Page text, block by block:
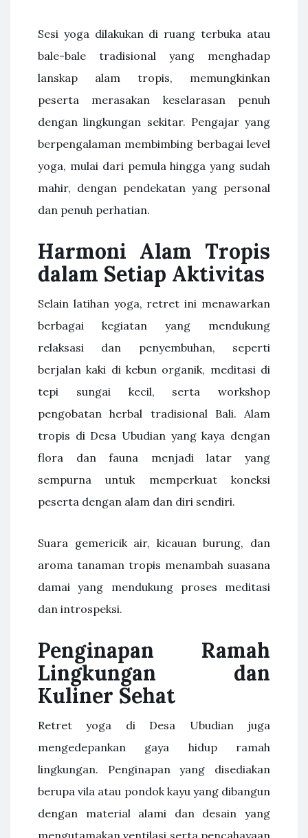
Sesi yoga dilakukan di ruang terbuka atau
bale-bale tradisional yang menghadap
lanskap alam tropis, memungkinkan
peserta merasakan keselarasan penuh
dengan lingkungan sekitar. Pengajar yang
berpengalaman membimbing berbagai level
yoga, mulai dari pemula hingga yang sudah
mahir, dengan pendekatan yang personal
dan penuh perhatian.
Harmoni Alam Tropis
dalam Setiap Aktivitas
Selain latihan yoga, retret ini menawarkan
berbagai kegiatan yang mendukung
relaksasi dan penyembuhan, seperti
berjalan kaki di kebun organik, meditasi di
tepi sungai kecil, serta workshop
pengobatan herbal tradisional Bali. Alam
tropis di Desa Ubudian yang kaya dengan
flora dan fauna menjadi latar yang
sempurna untuk memperkuat koneksi
peserta dengan alam dan diri sendiri.
Suara gemericik air, kicauan burung, dan
aroma tanaman tropis menambah suasana
damai yang mendukung proses meditasi
dan introspeksi.
Penginapan Ramah
Lingkungan dan
Kuliner Sehat
Retret yoga di Desa Ubudian juga
mengedepankan gaya hidup ramah
lingkungan. Penginapan yang disediakan
berupa vila atau pondok kayu yang dibangun
dengan material alami dan desain yang
mengutamakan ventilasi serta pencahayaan